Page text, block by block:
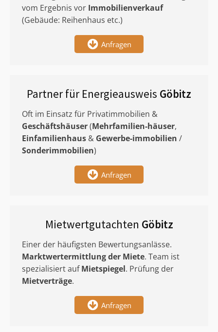
vom Ergebnis vor Immobilienverkauf
(Gebäude: Reihenhaus etc.)
Anfragen
Partner für Energieausweis Göbitz
Oft im Einsatz für Privatimmobilien &
Geschäftshäuser(Mehrfamilien-häuser,
Einfamilienhaus & Gewerbe-immobilien /
Sonderimmobilien)
Anfragen
Mietwertgutachten Göbitz
Einer der häufigsten Bewertungsanlässe.
Marktwertermittlungder Miete. Team ist
spezialisiert aufMietspiegel. Prüfung der
Mietverträge.
Anfragen